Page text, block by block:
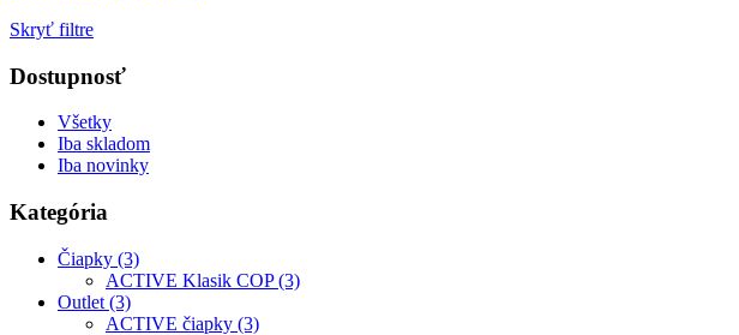
Skryť filtre
Dostupnosť
Všetky
Iba skladom
Iba novinky
Kategória
Čiapky (3)
ACTIVE Klasik COP (3)
Outlet (3)
ACTIVE čiapky (3)